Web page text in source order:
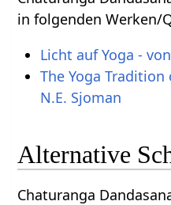
in folgenden Werken/
Licht auf Yoga -
The Yoga
N.E. Sjoman
Alternative
Chaturanga